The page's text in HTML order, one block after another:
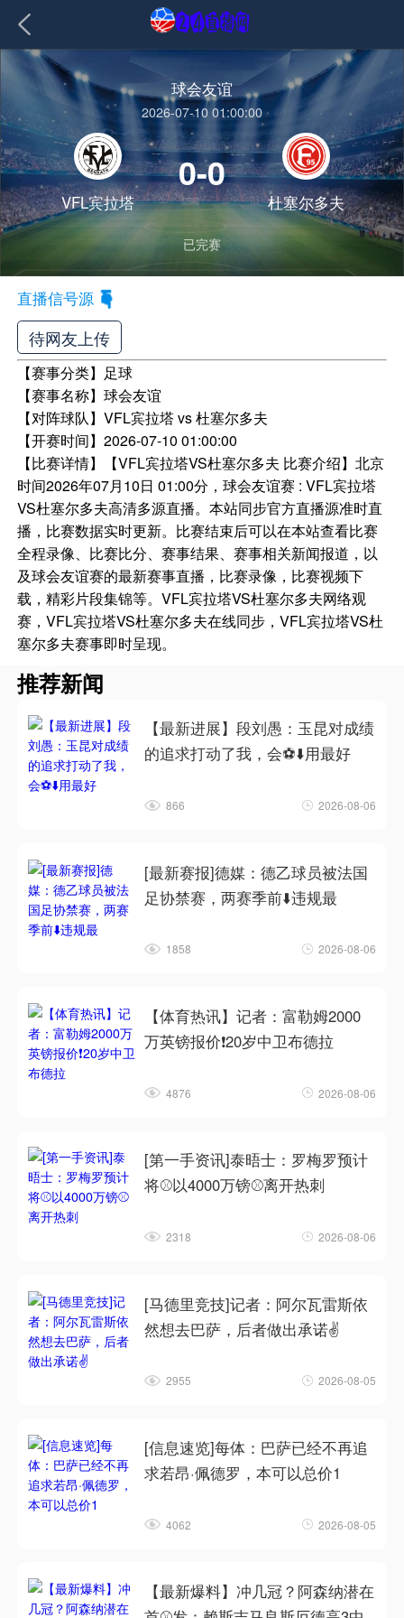
球会友谊
2026-07-10 01:00:00
VFL宾拉塔
0-0
杜塞尔多夫
已完赛
直播信号源
待网友上传
【赛事分类】 足球
【赛事名称】球会友谊
【对阵球队】VFL宾拉塔 vs 杜塞尔多夫
【开赛时间】2026-07-10 01:00:00
【比赛详情】
【VFL宾拉塔VS杜塞尔多夫 比赛介绍】北京
时间2026年07月10日 01:00分，球会友谊赛 : VFL宾拉塔
VS杜塞尔多夫高清多源直播。本站同步官方直播源准时直
播，比赛数据实时更新。比赛结束后可以在本站查看比赛
全程录像、比赛比分、赛事结果、赛事相关新闻报道，以
及球会友谊赛的最新赛事直播，比赛录像，比赛视频下
载，精彩片段集锦等。VFL宾拉塔VS杜塞尔多夫网络观
赛，VFL宾拉塔VS杜塞尔多夫在线同步，VFL宾拉塔VS杜
塞尔多夫赛事即时呈现。
推荐新闻
【最新进展】段刘愚：玉昆对成绩
的追求打动了我，会⚽⬇️用最好
866 2026-08-06
[最新赛报]德媒：德乙球员被法国
足协禁赛，两赛季前⬇️违规最
1858 2026-08-06
【体育热讯】记者：富勒姆2000
万英镑报价❗20岁中卫布德拉
4876 2026-08-06
[第一手资讯]泰晤士：罗梅罗预计
将⚾以4000万镑⚾离开热刺
2318 2026-08-06
[马德里竞技]记者：阿尔瓦雷斯依
然想去巴萨，后者做出承诺✌️
2955 2026-08-05
[信息速览]每体：巴萨已经不再追
求若昂·佩德罗，本可以总价1
4062 2026-08-05
【最新爆料】冲几冠？阿森纳潜在